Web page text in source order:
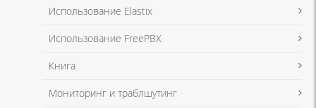
Я даю согласие на обработку моих персональных данных для связи
в соответствии с Политикой в отношении обработки персональных
Использование Elastix
Использование FreePBX
Книга
Мониторинг и траблшутинг